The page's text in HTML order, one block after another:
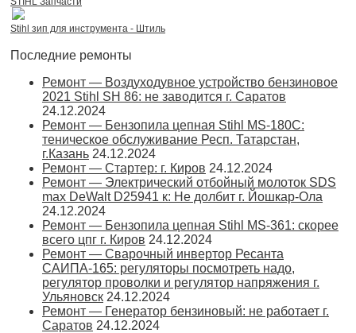
Stihl зип для инструмента - Штиль
Последние ремонты
Ремонт — Воздуходувное устройство бензиновое
2021 Stihl SH 86: не заводится г. Саратов
24.12.2024
Ремонт — Бензопила цепная Stihl MS-180С:
теническое обслуживание Респ. Татарстан,
г.Казань 24.12.2024
Ремонт — Стартер: г. Киров 24.12.2024
Ремонт — Электрический отбойный молоток SDS
max DeWalt D25941 к: Не долбит г. Йошкар-Ола
24.12.2024
Ремонт — Бензопила цепная Stihl MS-361: скорее
всего цпг г. Киров 24.12.2024
Ремонт — Сварочный инвертор Ресанта
САИПА-165: регуляторы посмотреть надо,
регулятор проволки и регулятор напряжения г.
Ульяновск 24.12.2024
Ремонт — Генератор бензиновый: не работает г.
Саратов 24.12.2024